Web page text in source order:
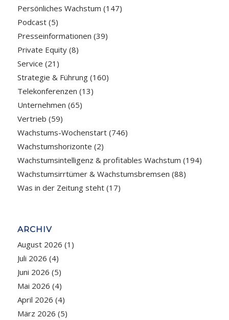
Persönliches Wachstum (147)
Podcast(5)
Presseinformationen (39)
Private Equity(8)
Service (21)
Strategie & Führung(160)
Telekonferenzen (13)
Unternehmen (65)
Vertrieb (59)
Wachstums-Wochenstart(746)
Wachstumshorizonte (2)
Wachstumsintelligenz & profitables Wachstum (194)
Wachstumsirrtümer & Wachstumsbremsen (88)
Was in der Zeitung steht(17)
ARCHIV
August 2026 (1)
Juli 2026 (4)
Juni 2026 (5)
Mai 2026 (4)
April 2026 (4)
März 2026 (5)